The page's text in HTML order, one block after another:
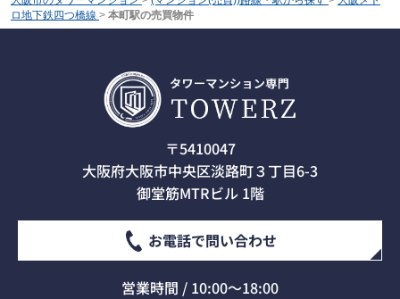
ロ地下鉄四つ橋線 > 本町駅の売買物件
〒5410047
大阪府大阪市中央区淡路町３丁目6-3
御堂筋MTRビル 1階
お電話で問い合わせ
営業時間 / 10:00～18:00